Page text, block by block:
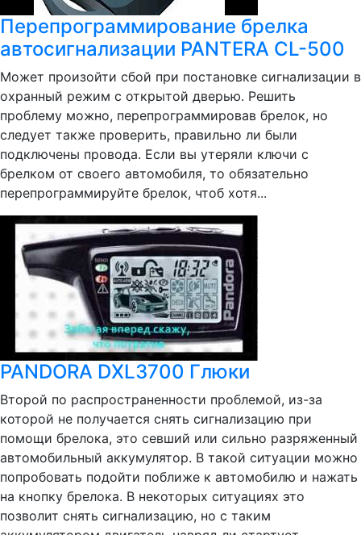
Перепрограммирование брелка
автосигнализации PANTERA CL-500
Может произойти сбой при постановке сигнализации в
охранный режим с открытой дверью. Решить
проблему можно, перепрограммировав брелок, но
следует также проверить, правильно ли были
подключены провода. Если вы утеряли ключи с
брелком от своего автомобиля, то обязательно
перепрограммируйте брелок, чтоб хотя...
PANDORA DXL3700 Глюки
Второй по распространенности проблемой, из-за
которой не получается снять сигнализацию при
помощи брелока, это севший или сильно разряженный
автомобильный аккумулятор. В такой ситуации можно
попробовать подойти поближе к автомобилю и нажать
на кнопку брелока. В некоторых ситуациях это
позволит снять сигнализацию, но с таким